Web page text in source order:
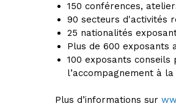
150 conférences,
90 secteurs d'activités
25 nationalités
Plus de 600 exposants
100 exposants
l’accompagnement à
Plus d’informations sur